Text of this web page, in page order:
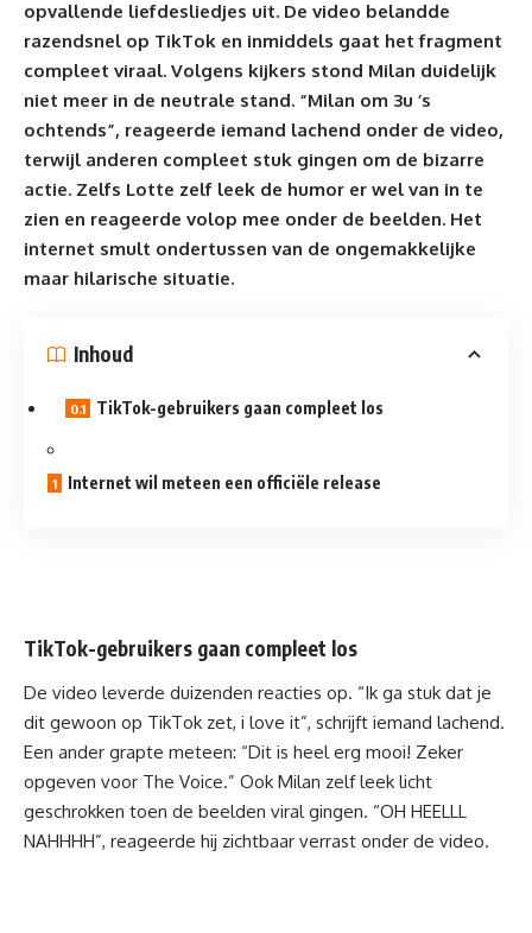
opvallende liefdesliedjes uit. De video belandde
razendsnel op TikTok en inmiddels gaat het fragment
compleet viraal. Volgens kijkers stond Milan duidelijk
niet meer in de neutrale stand. “Milan om 3u ’s
ochtends”, reageerde iemand lachend onder de video,
terwijl anderen compleet stuk gingen om de bizarre
actie. Zelfs Lotte zelf leek de humor er wel van in te
zien en reageerde volop mee onder de beelden. Het
internet smult ondertussen van de ongemakkelijke
maar hilarische situatie.
Inhoud
TikTok-gebruikers gaan compleet los
Internet wil meteen een officiële release
TikTok-gebruikers gaan compleet los
De video leverde duizenden reacties op. “Ik ga stuk dat je
dit gewoon op TikTok zet, i love it”, schrijft iemand lachend.
Een ander grapte meteen: “Dit is heel erg mooi! Zeker
opgeven voor The Voice.” Ook Milan zelf leek licht
geschrokken toen de beelden viral gingen. “OH HEELLL
NAHHHH”, reageerde hij zichtbaar verrast onder de video.